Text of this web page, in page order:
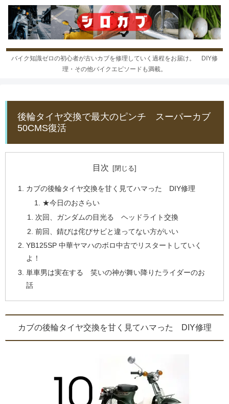
バイク知識ゼロの初心者が古いカブを修理していく過程をお届け。 DIY修
理・その他バイクエピソードも満載。
後輪タイヤ交換で最大のピンチ スーパーカブ
50CMS復活
目次
カブの後輪タイヤ交換を甘く見てハマった DIY修理
★今日のおさらい
次回、ガンダムの目光る ヘッドライト交換
前回、錆びは侘びサビと違ってない方がいい
YB125SP 中華ヤマハのボロ中古でリスタートしていく
よ！
単車男は実在する 笑いの神が舞い降りたライダーのお
話
カブの後輪タイヤ交換を甘く見てハマった DIY修理